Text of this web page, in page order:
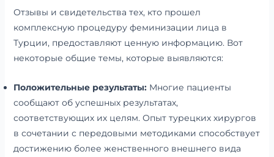
Отзывы и свидетельства тех, кто прошел
комплексную процедуру феминизации лица в
Турции, предоставляют ценную информацию. Вот
некоторые общие темы, которые выявляются:
Положительные результаты:Многие пациенты
сообщают об успешных результатах,
соответствующих их целям. Опыт турецких хирургов
в сочетании с передовыми методиками способствует
достижению более женственного внешнего вида